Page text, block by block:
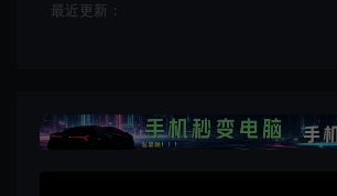
最近更新：